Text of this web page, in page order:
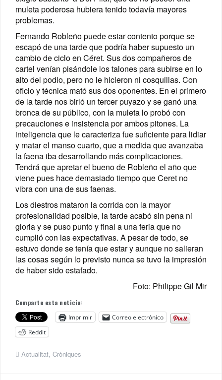
muleta poderosa hubiera tenido todavía mayores
problemas.
Fernando Robleño puede estar contento porque se
escapó de una tarde que podría haber supuesto un
cambio de ciclo en Céret. Sus dos compañeros de
cartel venían pisándole los talones para subirse en lo
alto del podio, pero no le hicieron ni cosquillas. Con
oficio y técnica mató sus dos oponentes. En el primero
de la tarde nos birló un tercer puyazo y se ganó una
bronca de su público, con la muleta lo probó con
precauciones e insistencia por ambos pitones. La
inteligencia que le caracteriza fue suficiente para lidiar
y matar el manso cuarto, que a medida que avanzaba
la faena iba desarrollando más complicaciones.
Tendrá que apretar el bueno de Robleño el año que
viene pues hace demasiado tiempo que Ceret no
vibra con una de sus faenas.
Los diestros mataron la corrida con la mayor
profesionalidad posible, la tarde acabó sin pena ni
gloria y se puso punto y final a una feria que no
cumplió con las expectativas. A pesar de todo, se
estuvo donde se tenía que estar y aunque no salieran
las cosas según lo previsto nunca se tuvo la impresión
de haber sido estafado.
Foto: Philippe Gil Mir
Comparte esta noticia:
Imprimir
Correo electrónico
Reddit
Actualitat, Cròniques